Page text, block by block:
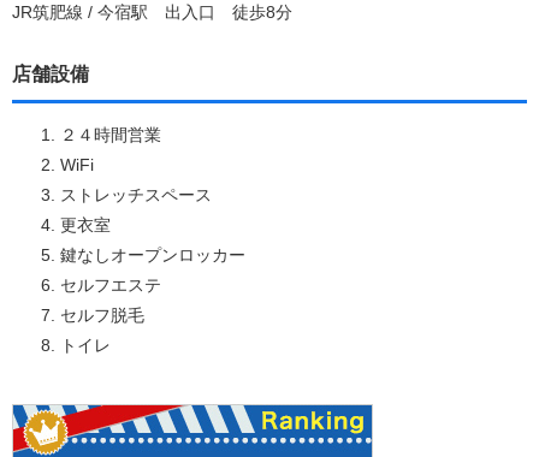
JR筑肥線 / 今宿駅 出入口 徒歩8分
店舗設備
２４時間営業
WiFi
ストレッチスペース
更衣室
鍵なしオープンロッカー
セルフエステ
セルフ脱毛
トイレ